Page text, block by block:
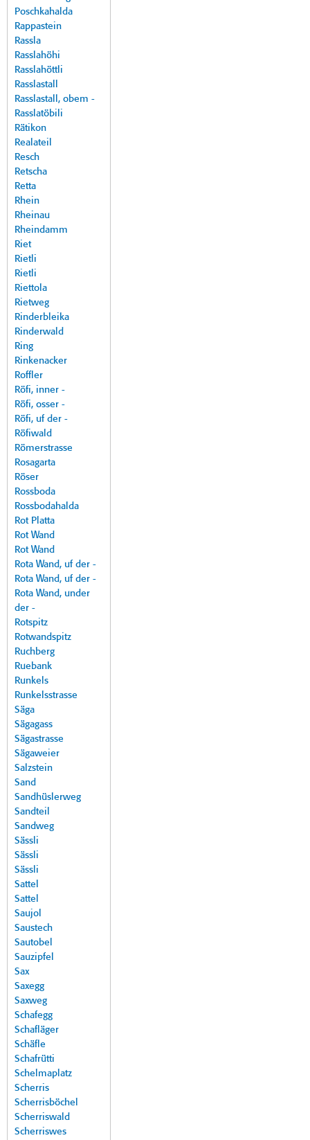
Poschkahalda
Rappastein
Rassla
Rasslahöhi
Rasslahöttli
Rasslastall
Rasslastall, obem -
Rasslatöbili
Rätikon
Realateil
Resch
Retscha
Retta
Rhein
Rheinau
Rheindamm
Riet
Rietli
Rietli
Riettola
Rietweg
Rinderbleika
Rinderwald
Ring
Rinkenacker
Roffler
Röfi, inner -
Röfi, osser -
Röfi, uf der -
Röfiwald
Römerstrasse
Rosagarta
Röser
Rossboda
Rossbodahalda
Rot Platta
Rot Wand
Rot Wand
Rota Wand, uf der -
Rota Wand, uf der -
Rota Wand, under
der -
Rotspitz
Rotwandspitz
Ruchberg
Ruebank
Runkels
Runkelsstrasse
Säga
Sägagass
Sägastrasse
Sägaweier
Salzstein
Sand
Sandhüslerweg
Sandteil
Sandweg
Sässli
Sässli
Sässli
Sattel
Sattel
Saujol
Saustech
Sautobel
Sauzipfel
Sax
Saxegg
Saxweg
Schafegg
Schafläger
Schäfle
Schafrütti
Schelmaplatz
Scherris
Scherrisböchel
Scherriswald
Scherriswes